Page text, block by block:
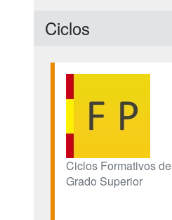
Ciclos
Ciclos Formativos de
Grado Superior